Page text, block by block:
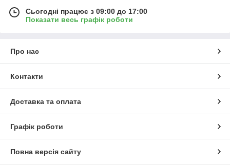
Сьогодні працює з 09:00 до 17:00
Показати весь графік роботи
Про нас
Контакти
Доставка та оплата
Графік роботи
Повна версія сайту